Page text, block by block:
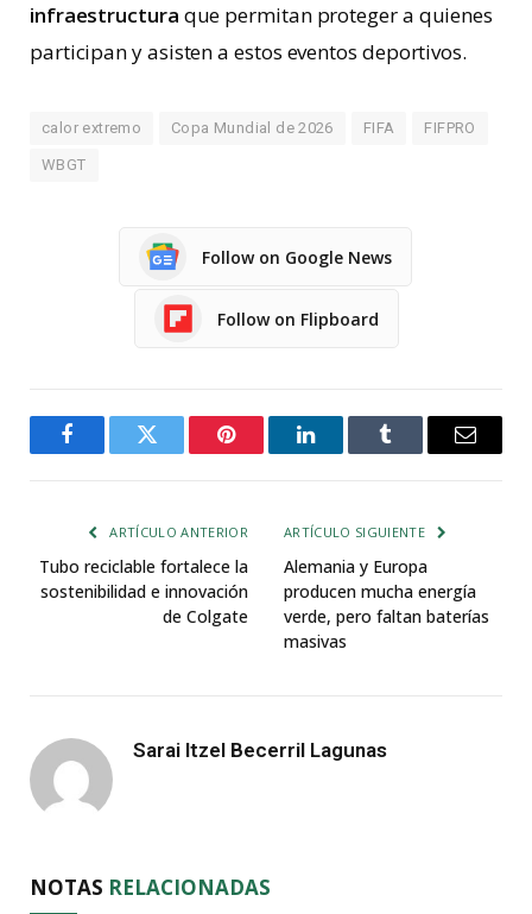
infraestructura que permitan proteger a quienes
participan y asisten a estos eventos deportivos.
calor extremo Copa Mundial de 2026 FIFA FIFPRO
WBGT
Follow on Google News
Follow on Flipboard
FacebookTwitter Pinterest LinkedInTumblr Email
ARTÍCULO ANTERIOR
Tubo reciclable fortalece la
sostenibilidad e innovación
de Colgate
ARTÍCULO SIGUIENTE
Alemania y Europa
producen mucha energía
verde, pero faltan baterías
masivas
Sarai Itzel Becerril Lagunas
NOTAS RELACIONADAS